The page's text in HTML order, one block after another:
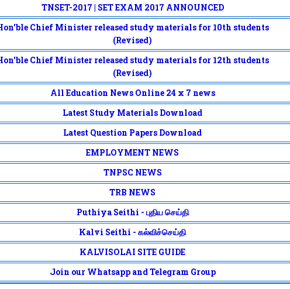
TNSET-2017 | SET EXAM 2017 ANNOUNCED
Chief Minister released study materials for 10th students
(Revised)
Chief Minister released study materials for 12th students
(Revised)
All Education News Online 24 x 7 news
Latest Study Materials Download
Latest Question Papers Download
EMPLOYMENT NEWS
TNPSC NEWS
TRB NEWS
Puthiya Seithi - புதிய செய்தி
Kalvi Seithi - கல்விச்செய்தி
KALVISOLAI SITE GUIDE
Join our Whatsapp and Telegram Group